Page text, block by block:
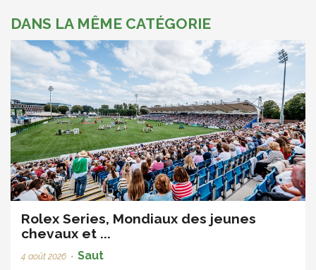
DANS LA MÊME CATÉGORIE
Rolex Series, Mondiaux des jeunes
chevaux et ...
4 août 2026 • Saut